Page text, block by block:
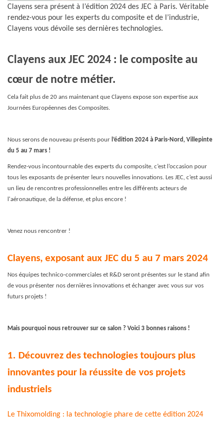
Clayens sera présent à l’édition 2024 des JEC à Paris. Véritable
rendez-vous pour les experts du composite et de l’industrie,
Clayens vous dévoile ses dernières technologies.
Clayens aux JEC 2024 : le composite au
cœur de notre métier.
Cela fait plus de 20 ans maintenant que Clayens expose son expertise aux
Journées Européennes des Composites.
Nous serons de nouveau présents pour l’édition 2024 à Paris-Nord, Villepinte
du 5 au 7 mars !
Rendez-vous incontournable des experts du composite, c’est l’occasion pour
tous les exposants de présenter leurs nouvelles innovations. Les JEC, c’est aussi
un lieu de rencontres professionnelles entre les différents acteurs de
l'aéronautique, de la défense, et plus encore !
Venez nous rencontrer !
Clayens, exposant aux JEC du 5 au 7 mars 2024
Nos équipes technico-commerciales et R&D seront présentes sur le stand afin
de vous présenter nos dernières innovations et échanger avec vous sur vos
futurs projets !
Mais pourquoi nous retrouver sur ce salon ? Voici 3 bonnes raisons !
1. Découvrez des technologies toujours plus
innovantes pour la réussite de vos projets
industriels
Le Thixomolding : la technologie phare de cette édition 2024